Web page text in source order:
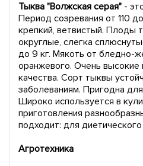
Тыква "Волжская серая"-
Период созревания от 110
крепкий, ветвистый. Плоды
округлые, слегка
до 9 кг. Мякоть от бледно-
оранжевого. Очень высокие
качества. Сорт тыквы
заболеваниям. Пригодна
Широко используется в
приготовления
подходит: для
Агротехника